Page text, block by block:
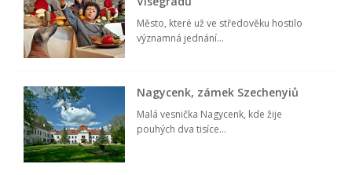
Město, které už ve středověku hostilo
významná jednání...
Nagycenk, zámek Szechenyiů
Malá vesnička Nagycenk, kde žije
pouhých dva tisíce...